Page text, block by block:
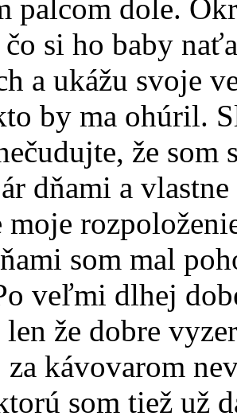
palcom dole.
si ho baby
a ukážu svoje
by ma ohúril.
že
dňami a
som mal
veľmi dlhej
že dobre
kávovarom
som tiež už